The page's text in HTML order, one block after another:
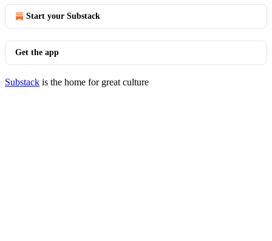
Start your Substack
Get the app
Substack is the home for great culture